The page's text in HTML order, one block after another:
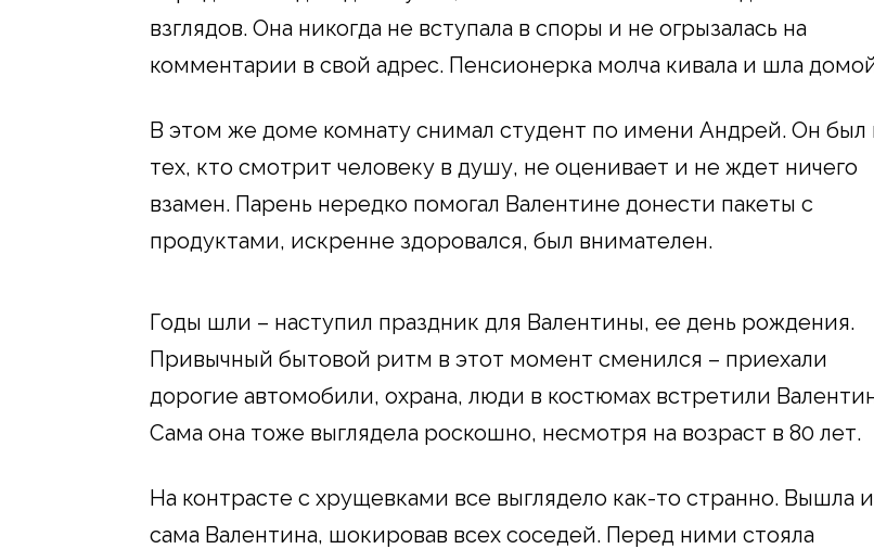
взглядов. Она никогда не вступала в споры и не огрызалась на
комментарии в свой адрес. Пенсионерка молча кивала и шла
В этом же доме комнату снимал студент по имени Андрей. Он был
тех, кто смотрит человеку в душу, не оценивает и не ждет ничего
взамен. Парень нередко помогал Валентине донести пакеты с
продуктами, искренне здоровался, был внимателен.
Годы шли – наступил праздник для Валентины, ее день рождения.
Привычный бытовой ритм в этот момент сменился – приехали
дорогие автомобили, охрана, люди в костюмах встретили
Сама она тоже выглядела роскошно, несмотря на возраст в 80 лет.
На контрасте с хрущевками все выглядело как-то странно. Вышла и
сама Валентина, шокировав всех соседей. Перед ними стояла